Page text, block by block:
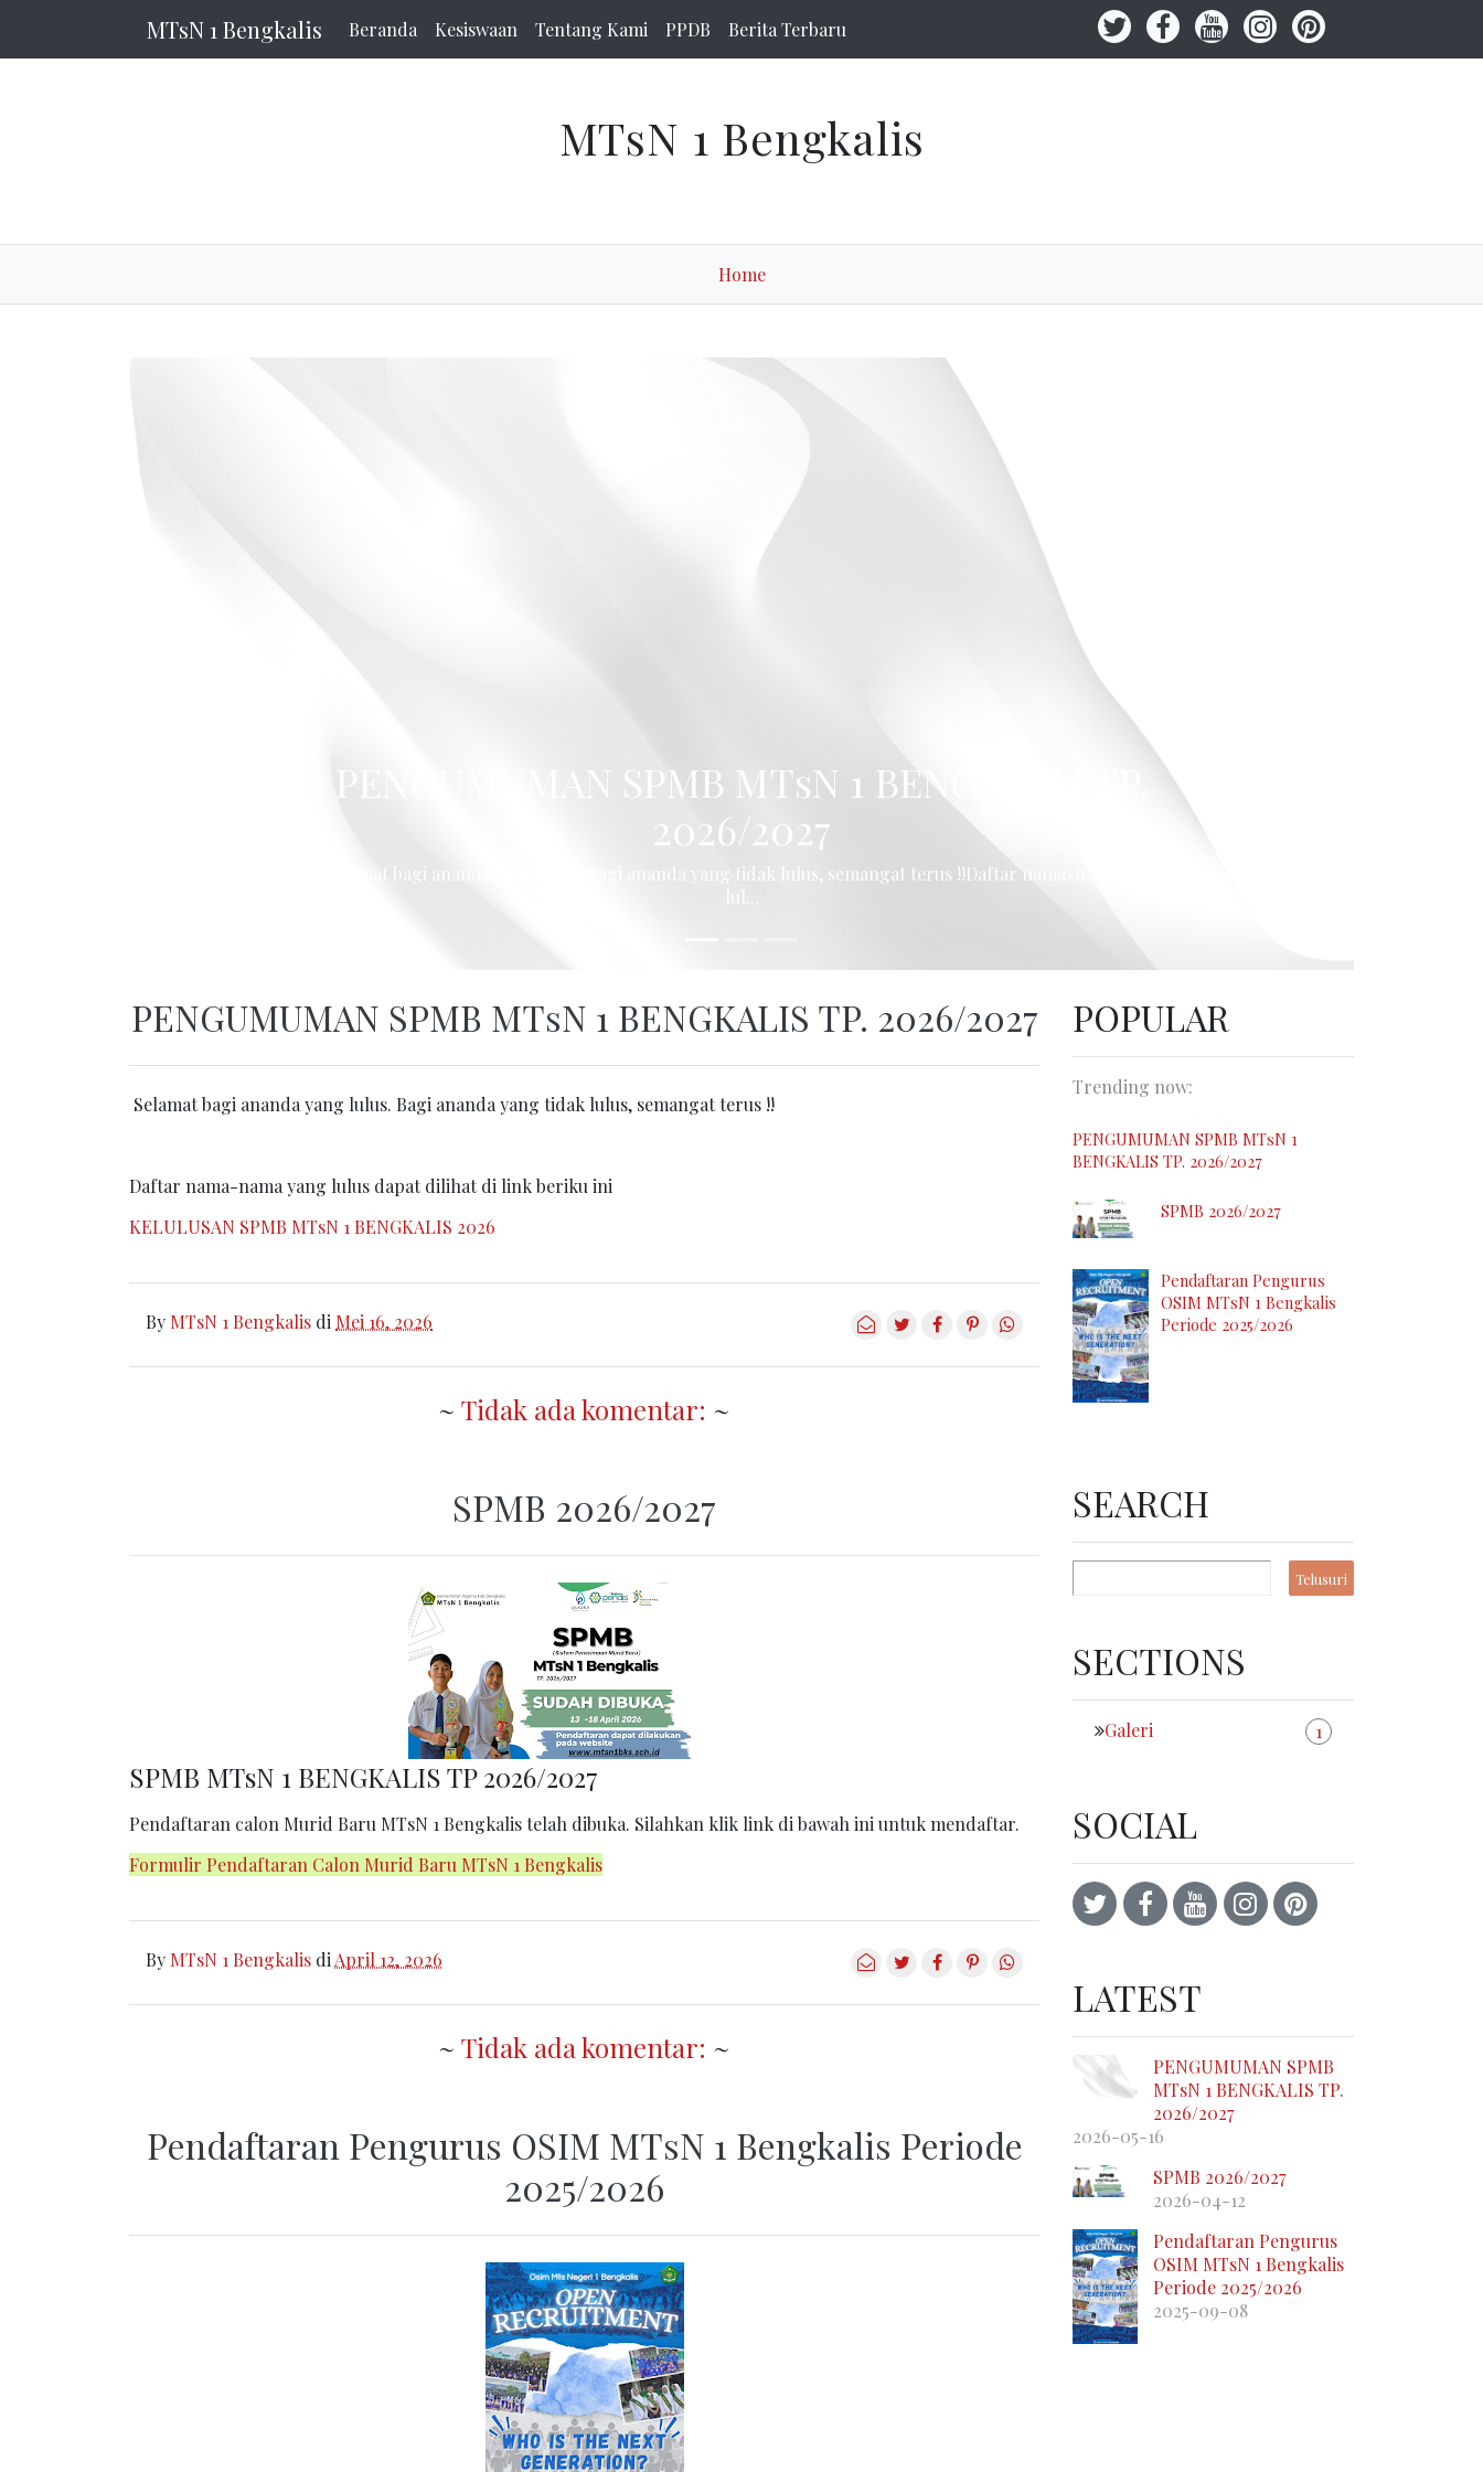
MTsN 1 Bengkalis Beranda Kesiswaan Tentang Kami PPDB Berita Terbaru
MTsN 1 Bengkalis
Home
SPMB 2026/2027
SPMB MTsN 1 BENGKALIS TP 2026/2027Pendaftaran calon Murid Baru MTsN 1 Bengkalis telah dibuka.
PENGUMUMAN SPMB MTsN 1 BENGKALIS TP. 2026/2027
Selamat bagi ananda yang lulus. Bagi ananda yang tidak lulus, semangat terus !!
Daftar nama-nama yang lulus dapat dilihat di link beriku ini
KELULUSAN SPMB MTsN 1 BENGKALIS 2026
By MTsN 1 Bengkalis di Mei 16, 2026
~ Tidak ada komentar: ~
SPMB 2026/2027
SPMB MTsN 1 BENGKALIS TP 2026/2027
Pendaftaran calon Murid Baru MTsN 1 Bengkalis telah dibuka. Silahkan klik link di bawah ini untuk mendaftar.
Formulir Pendaftaran Calon Murid Baru MTsN 1 Bengkalis
By MTsN 1 Bengkalis di April 12, 2026
~ Tidak ada komentar: ~
Pendaftaran Pengurus OSIM MTsN 1 Bengkalis Periode
2025/2026
POPULAR
Trending now:
PENGUMUMAN SPMB MTsN 1
BENGKALIS TP. 2026/2027
SPMB 2026/2027
Pendaftaran Pengurus
OSIM MTsN 1 Bengkalis
Periode 2025/2026
SEARCH
SECTIONS
Galeri 1
SOCIAL
LATEST
PENGUMUMAN SPMB
MTsN 1 BENGKALIS TP.
2026/2027
2026-05-16
SPMB 2026/2027
2026-04-12
Pendaftaran Pengurus
OSIM MTsN 1 Bengkalis
Periode 2025/2026
2025-09-08